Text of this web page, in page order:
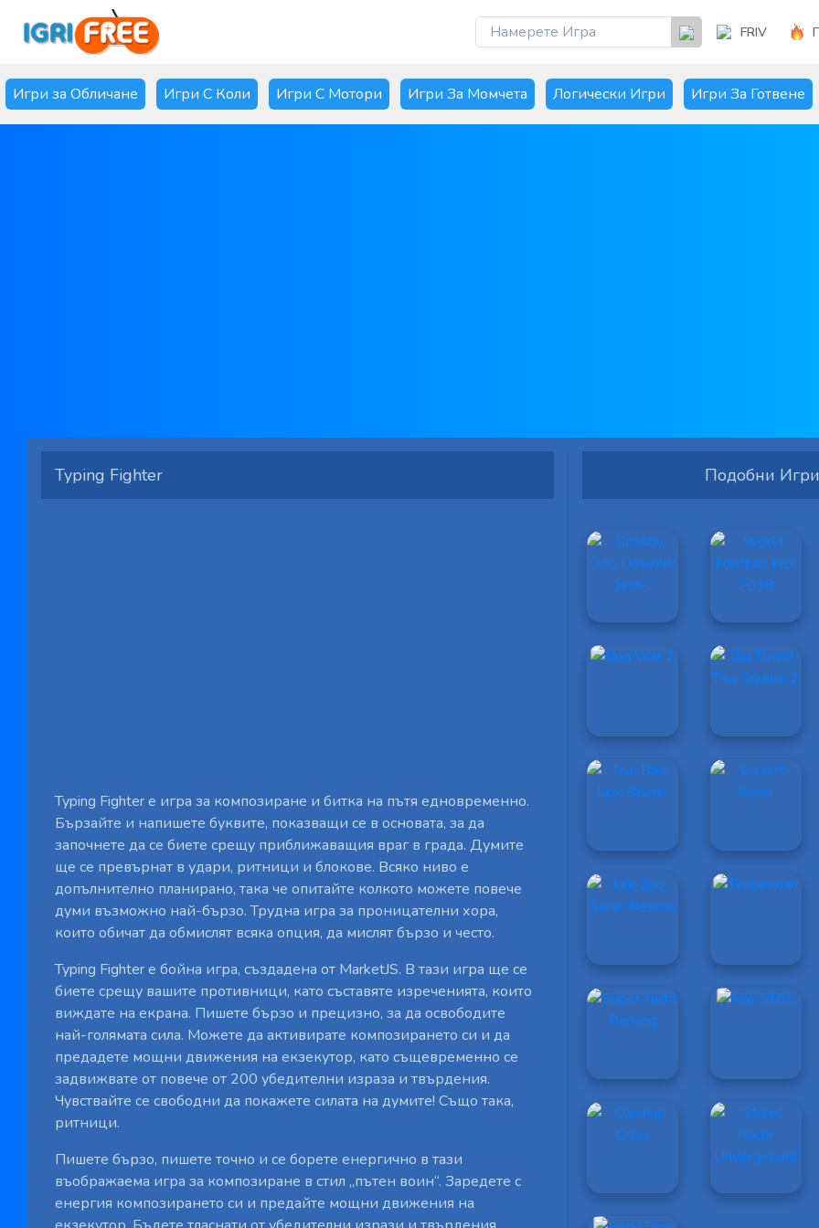
FRIV
Игри за Обличане Игри С Коли Игри С Мотори Игри За Момчета Логически Игри Игри За Готвене
Typing Fighter
Typing Fighter е игра за композиране и битка на пътя едновременно.
Бързайте и напишете буквите, показващи се в основата, за да
започнете да се биете срещу приближаващия враг в града. Думите
ще се превърнат в удари, ритници и блокове. Всяко ниво е
допълнително планирано, така че опитайте колкото можете повече
думи възможно най-бързо. Трудна игра за проницателни хора,
които обичат да обмислят всяка опция, да мислят бързо и често.
Typing Fighter е бойна игра, създадена от MarketJS. В тази игра ще се
биете срещу вашите противници, като съставяте изреченията, които
виждате на екрана. Пишете бързо и прецизно, за да освободите
най-голямата сила. Можете да активирате композирането си и да
предадете мощни движения на екзекутор, като същевременно се
задвижвате от повече от 200 убедителни израза и твърдения.
Чувствайте се свободни да покажете силата на думите! Също така,
ритници.
Пишете бързо, пишете точно и се борете енергично в тази
въображаема игра за композиране в стил „пътен воин“. Заредете с
енергия композирането си и предайте мощни движения на
Подобни Игри